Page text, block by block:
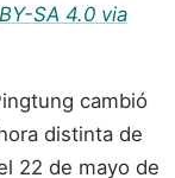
SA 4.0 via
cambió
distinta de
22 de mayo de